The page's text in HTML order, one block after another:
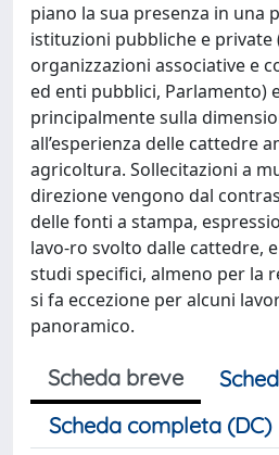
piano la sua presenza in una
istituzioni pubbliche e private
organizzazioni associative e
ed enti pubblici, Parlamento)
principalmente sulla
all’esperienza delle cattedre
agricoltura. Sollecitazioni a
direzione vengono dal
delle fonti a stampa,
lavo-ro svolto dalle cattedre,
studi specifici, almeno per la
si fa eccezione per alcuni
panoramico.
Scheda breve
Scheda completa (DC)